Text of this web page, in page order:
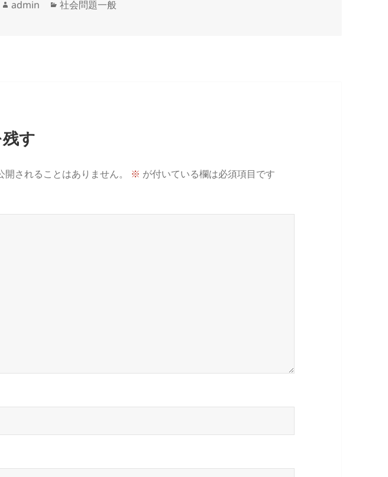
作
admin
カ
社会問題一般
す
されることはありません。 ※ が付いている欄は必須項目です